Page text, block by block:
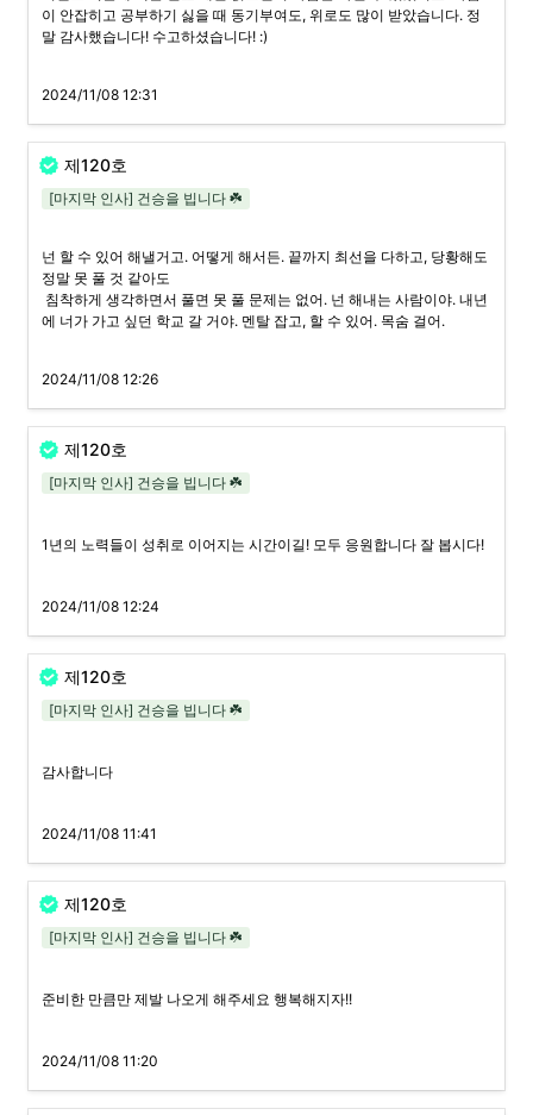
이 안잡히고 공부하기 싫을 때 동기부여도, 위로도 많이 받았습니다. 정
말 감사했습니다! 수고하셨습니다! :)
2024/11/08 12:31
제120호
[마지막 인사] 건승을 빕니다 ☘️
넌 할 수 있어 해낼거고. 어떻게 해서든. 끝까지 최선을 다하고, 당황해도
정말 못 풀 것 같아도
에 너가 가고 싶던 학교 갈 거야. 멘탈 잡고, 할 수 있어. 목숨 걸어.
2024/11/08 12:26
제120호
[마지막 인사] 건승을 빕니다 ☘️
1년의 노력들이 성취로 이어지는 시간이길! 모두 응원합니다 잘 봅시다!
2024/11/08 12:24
제120호
[마지막 인사] 건승을 빕니다 ☘️
감사합니다
2024/11/08 11:41
제120호
[마지막 인사] 건승을 빕니다 ☘️
준비한 만큼만 제발 나오게 해주세요 행복해지자!!
2024/11/08 11:20